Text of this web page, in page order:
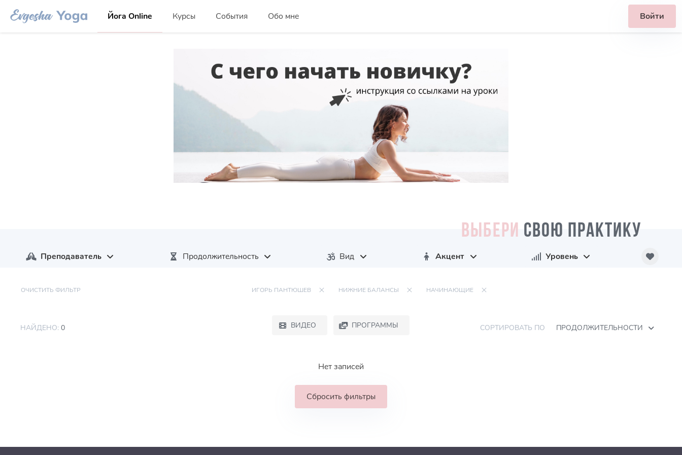
Йога Online Курсы События Обо мне Войти
ВЫБЕРИ СВОЮ ПРАКТИКУ
Преподаватель Продолжительность Вид Акцент Уровень
ОЧИСТИТЬ ФИЛЬТР ИГОРЬ ПАНТЮШЕВ НИЖНИЕ БАЛАНСЫ НАЧИНАЮЩИЕ
НАЙДЕНО: 0 ВИДЕО ПРОГРАММЫ СОРТИРОВАТЬ ПО ПРОДОЛЖИТЕЛЬНОСТИ
Нет записей
Сбросить фильтры